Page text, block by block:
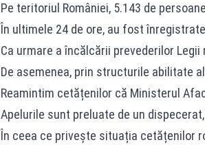
Pe teritoriul României, 5.143 de
În ultimele 24 de ore, au fost
Ca urmare a încălcării prevederilor
De asemenea, prin structurile abilitate
Reamintim cetățenilor că Ministerul
Apelurile sunt preluate de un
În ceea ce privește situația cetățenilor